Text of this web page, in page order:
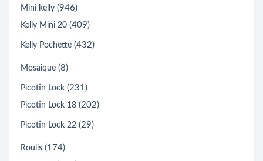
Mini kelly (946)
Kelly Mini 20 (409)
Kelly Pochette (432)
Mosaique (8)
Picotin Lock (231)
Picotin Lock 18 (202)
Picotin Lock 22 (29)
Roulis (174)